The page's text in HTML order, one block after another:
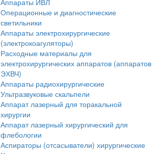
Аппараты ИВЛ
Операционные и диагностические
светильники
Аппараты электрохирургические
(электрокоагуляторы)
Расходные материалы для
электрохирургических аппаратов (аппаратов
ЭХВЧ)
Аппараты радиохирургические
Ультразвуковые скальпели
Аппарат лазерный для торакальной
хирургии
Аппарат лазерный хирургический для
флебологии
Аспираторы (отсасыватели) хирургические